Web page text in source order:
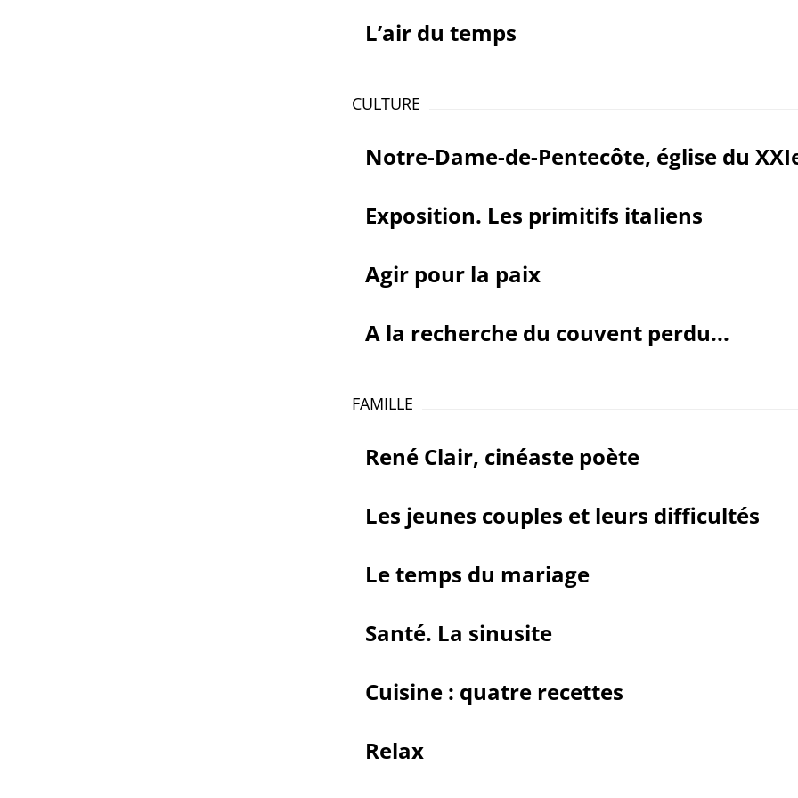
L’air du temps
CULTURE
Notre-Dame-de-Pentecôte, église du
Exposition. Les primitifs italiens
Agir pour la paix
A la recherche du couvent perdu...
FAMILLE
René Clair, cinéaste poète
Les jeunes couples et leurs difficultés
Le temps du mariage
Santé. La sinusite
Cuisine : quatre recettes
Relax